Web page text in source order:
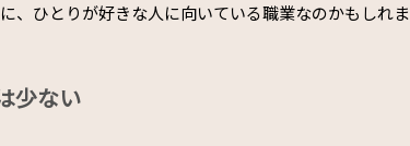
、ひとりが好きな人に向いている職業なのかもしれま
少ない